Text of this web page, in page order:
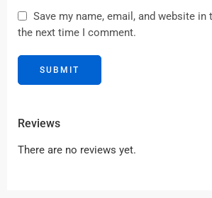
Save my name, email, and website
the next time I comment.
Reviews
There are no reviews yet.